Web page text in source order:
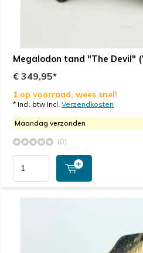
Megalodon tand "The Devil"
€ 349,95*
1 op voorraad, wees snel!
* Incl. btw Incl. Verzendkosten
Maandag verzonden
(0)